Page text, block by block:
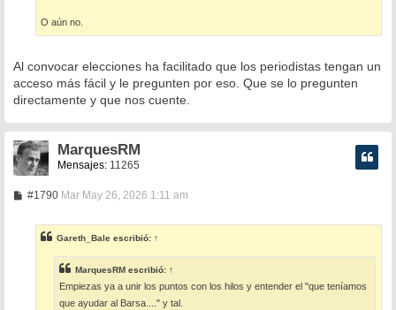
O aún no.
Al convocar elecciones ha facilitado que los periodistas tengan un
acceso más fácil y le pregunten por eso. Que se lo pregunten
directamente y que nos cuente.
MarquesRM
Mensajes: 11265
#1790M
a
j
e
Mar May 26, 2026 1:11 am
Gareth_Bale escribió: ↑
MarquesRM escribió: ↑
Empiezas ya a unir los puntos con los hilos y entender el "que teníamos
que ayudar al Barsa...." y tal.